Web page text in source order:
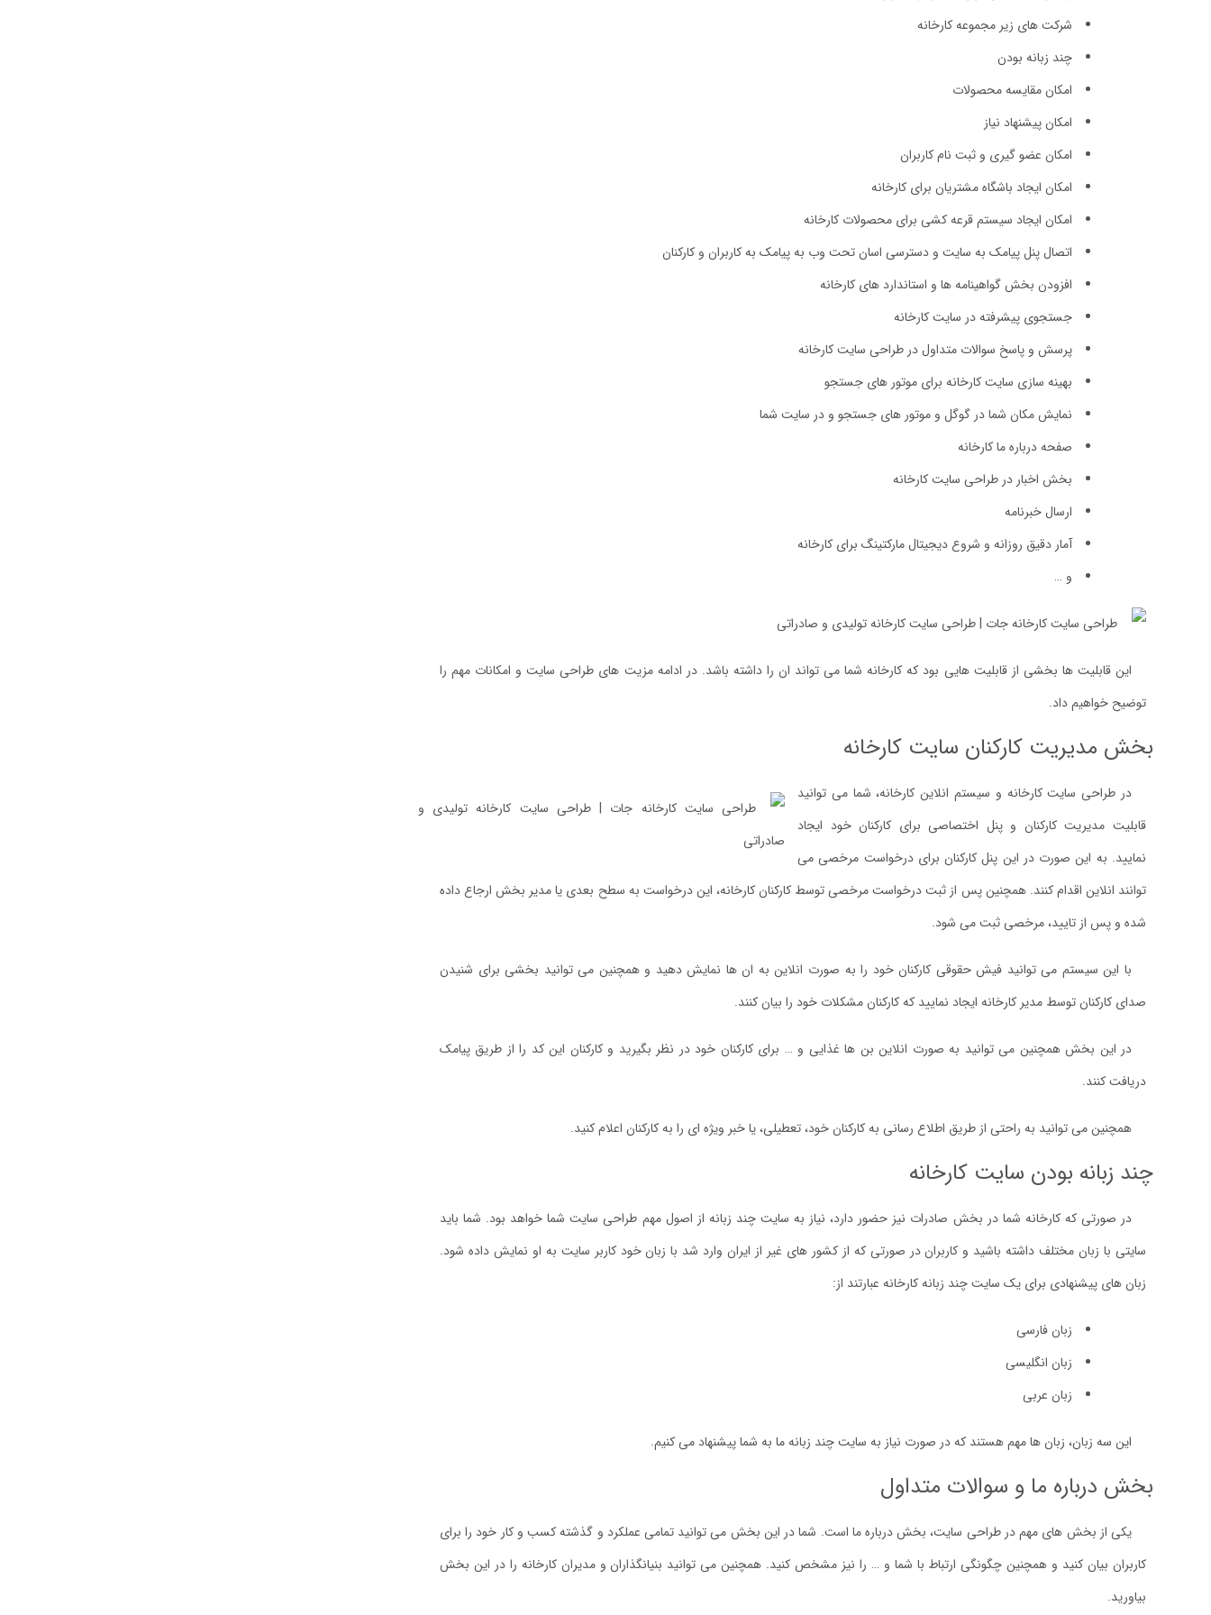
شرکت های زیر مجموعه کارخانه
چند زبانه بودن
امکان مقایسه محصولات
امکان پیشنهاد نیاز
امکان عضو گیری و ثبت نام کاربران
امکان ایجاد باشگاه مشتریان برای کارخانه
امکان ایجاد سیستم قرعه کشی برای محصولات کارخانه
اتصال پنل پیامک به سایت و دسترسی اسان تحت وب به پیامک به کاربران و کارکنان
افزودن بخش گواهینامه ها و استاندارد های کارخانه
جستجوی پیشرفته در سایت کارخانه
پرسش و پاسخ سوالات متداول در طراحی سایت کارخانه
بهینه سازی سایت کارخانه برای موتور های جستجو
نمایش مکان شما در گوگل و موتور های جستجو و در سایت شما
صفحه درباره ما کارخانه
بخش اخبار در طراحی سایت کارخانه
ارسال خبرنامه
آمار دقیق روزانه و شروع دیجیتال مارکتینگ برای کارخانه
و …
این قابلیت ها بخشی از قابلیت هایی بود که کارخانه شما می تواند ان را داشته باشد. در ادامه مزیت های طراحی سایت و امکانات مهم را
توضیح خواهیم داد.
بخش مدیریت کارکنان سایت کارخانه
در طراحی سایت کارخانه و سیستم انلاین کارخانه، شما می توانید
قابلیت مدیریت کارکنان و پنل اختصاصی برای کارکنان خود ایجاد
نمایید. به این صورت در این پنل کارکنان برای درخواست مرخصی می
توانند انلاین اقدام کنند. همچنین پس از ثبت درخواست مرخصی توسط کارکنان کارخانه، این درخواست به سطح بعدی یا مدیر بخش ارجاع داده
شده و پس از تایید، مرخصی ثبت می شود.
با این سیستم می توانید فیش حقوقی کارکنان خود را به صورت انلاین به ان ها نمایش دهید و همچنین می توانید بخشی برای شنیدن
صدای کارکنان توسط مدیر کارخانه ایجاد نمایید که کارکنان مشکلات خود را بیان کنند.
در این بخش همچنین می توانید به صورت انلاین بن ها غذایی و … برای کارکنان خود در نظر بگیرید و کارکنان این کد را از طریق پیامک
دریافت کنند.
همچنین می توانید به راحتی از طریق اطلاع رسانی به کارکنان خود، تعطیلی، یا خبر ویژه ای را به کارکنان اعلام کنید.
چند زبانه بودن سایت کارخانه
در صورتی که کارخانه شما در بخش صادرات نیز حضور دارد، نیاز به سایت چند زبانه از اصول مهم طراحی سایت شما خواهد بود. شما باید
سایتی با زبان مختلف داشته باشید و کاربران در صورتی که از کشور های غیر از ایران وارد شد با زبان خود کاربر سایت به او نمایش داده شود.
زبان های پیشنهادی برای یک سایت چند زبانه کارخانه عبارتند از:
زبان فارسی
زبان انگلیسی
زبان عربی
این سه زبان، زبان ها مهم هستند که در صورت نیاز به سایت چند زبانه ما به شما پیشنهاد می کنیم.
بخش درباره ما و سوالات متداول
یکی از بخش های مهم در طراحی سایت، بخش درباره ما است. شما در این بخش می توانید تمامی عملکرد و گذشته کسب و کار خود را برای
کاربران بیان کنید و همچنین چگونگی ارتباط با شما و … را نیز مشخص کنید. همچنین می توانید بنیانگذاران و مدیران کارخانه را در این بخش
بیاورید.